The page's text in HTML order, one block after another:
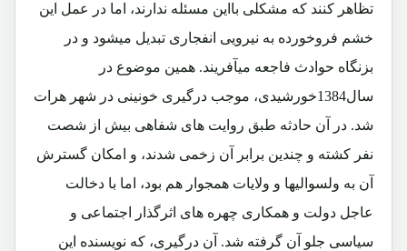
تظاهر کنند که مشکلی بااین مسئله ندارند، اما در عمل این
خشم فروخورده به نیرویی انفجاری تبدیل میشود و در
بزنگاه حوادث فاجعه میآفریند. همین موضوع در
سال1384خورشیدی، موجب درگیری خونینی در شهر هرات
شد. در آن حادثه طبق روایت های شفاهی بیش از شصت
نفر کشته و چندین برابر آن زخمی شدند، و امکان گسترش
آن به ولسوالیها و ولایات همجوار هم بود، اما با دخالت
عاجل دولت و همکاری چهره های اثرگذار اجتماعی و
سیاسی جلو آن گرفته شد. آن درگیری، که نویسنده این